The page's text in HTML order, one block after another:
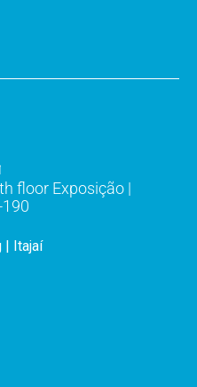
floor Exposição |
| Itajaí